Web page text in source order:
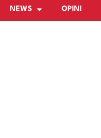
NEWS OPINI